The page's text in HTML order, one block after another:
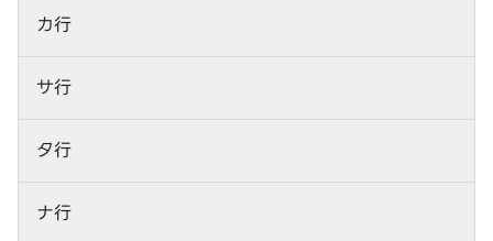
カ行
サ行
タ行
ナ行